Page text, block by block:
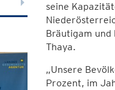
seine
Bräutigam
Thaya.
„Unsere
Prozent, im